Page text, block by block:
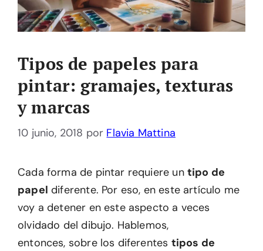
Tipos de papeles para
pintar: gramajes, texturas
y marcas
10 junio, 2018 por Flavia Mattina
Cada forma de pintar requiere un tipo de
papel diferente. Por eso, en este artículo me
voy a detener en este aspecto a veces
olvidado del dibujo. Hablemos,
entonces, sobre los diferentes tipos de